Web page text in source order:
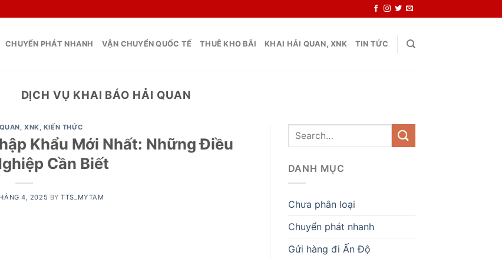
CHUYỂN PHÁT NHANH VẬN CHUYỂN QUỐC TẾ THUÊ KHO BÃI KHAI HẢI QUAN, XNK TIN TỨC
DỊCH VỤ KHAI BÁO HẢI QUAN
XNK, KIẾN THỨC
Khẩu Mới Nhất: Những Điều
Cần Biết
4, 2025 BYTTS_MYTAM
DANH MỤC
Chưa phân loại
Chuyển phát nhanh
Gửi hàng đi Ấn Độ